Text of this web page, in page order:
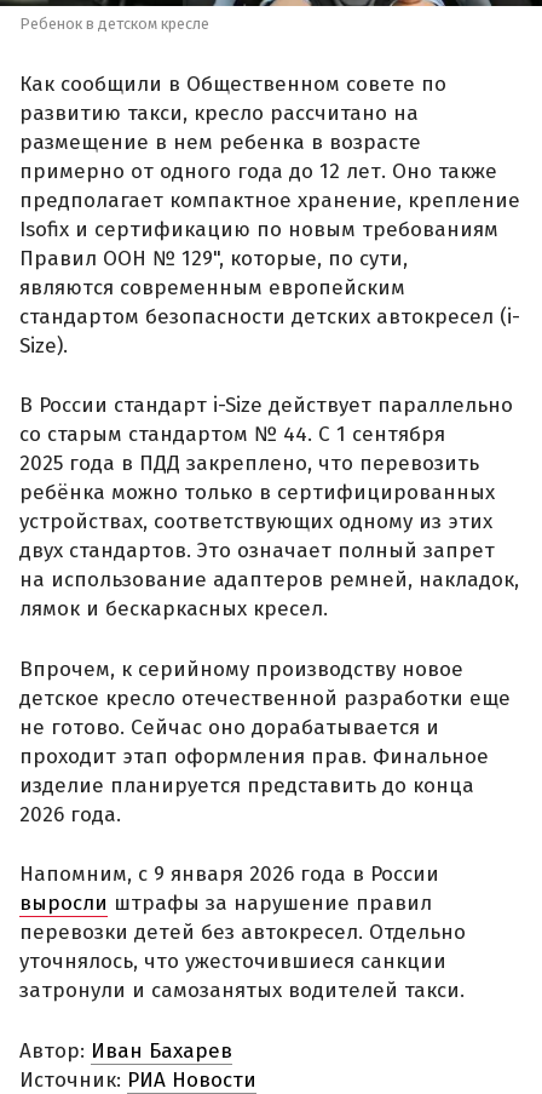
Ребенок в детском кресле
Как сообщили в Общественном совете по
развитию такси, кресло рассчитано на
размещение в нем ребенка в возрасте
примерно от одного года до 12 лет. Оно также
предполагает компактное хранение, крепление
Isofix и сертификацию по новым требованиям
Правил ООН № 129", которые, по сути,
являются современным европейским
стандартом безопасности детских автокресел (i-
Size).
В России стандарт i-Size действует параллельно
со старым стандартом № 44. С 1 сентября
2025 года в ПДД закреплено, что перевозить
ребёнка можно только в сертифицированных
устройствах, соответствующих одному из этих
двух стандартов. Это означает полный запрет
на использование адаптеров ремней, накладок,
лямок и бескаркасных кресел.
Впрочем, к серийному производству новое
детское кресло отечественной разработки еще
не готово. Сейчас оно дорабатывается и
проходит этап оформления прав. Финальное
изделие планируется представить до конца
2026 года.
Напомним, с 9 января 2026 года в России
выросли штрафы за нарушение правил
перевозки детей без автокресел. Отдельно
уточнялось, что ужесточившиеся санкции
затронули и самозанятых водителей такси.
Автор: Иван Бахарев
Источник: РИА Новости